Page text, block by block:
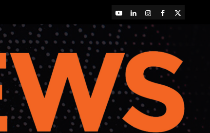
YouTubeLinkedInInstagram
Facebook
X